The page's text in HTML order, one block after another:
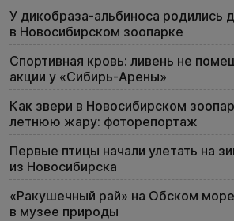
У дикобраза-альбиноса родились
в Новосибирском зоопарке
Спортивная кровь: ливень не
акции у «Сибирь-Арены»
Как звери в Новосибирском
летнюю жару: фоторепортаж
Первые птицы начали улетать на
из Новосибирска
«Ракушечный рай» на Обском
в музее природы